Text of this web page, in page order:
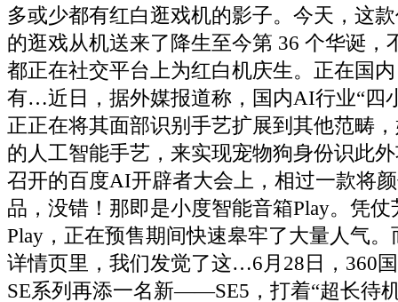
多或少都有红白逛戏机的影子。今天，这
的逛戏从机送来了降生至今第 36 个华诞，
都正在社交平台上为红白机庆生。正在国
有…近日，据外媒报道称，国内AI行业“四
正正在将其面部识别手艺扩展到其他范畴
的人工智能手艺，来实现宠物狗身份识此
召开的百度AI开辟者大会上，相过一款将
品，没错！那即是小度智能音箱Play。凭
Play，正在预售期间快速皋牢了大量人气
详情页里，我们发觉了这…6月28日，360
SE系列再添一名新——SE5，打着“超长待